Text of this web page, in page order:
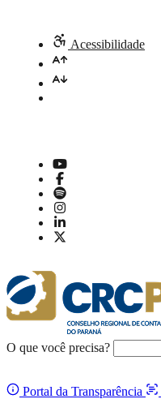
Acessibilidade
O que você precisa?
Portal da Transparência